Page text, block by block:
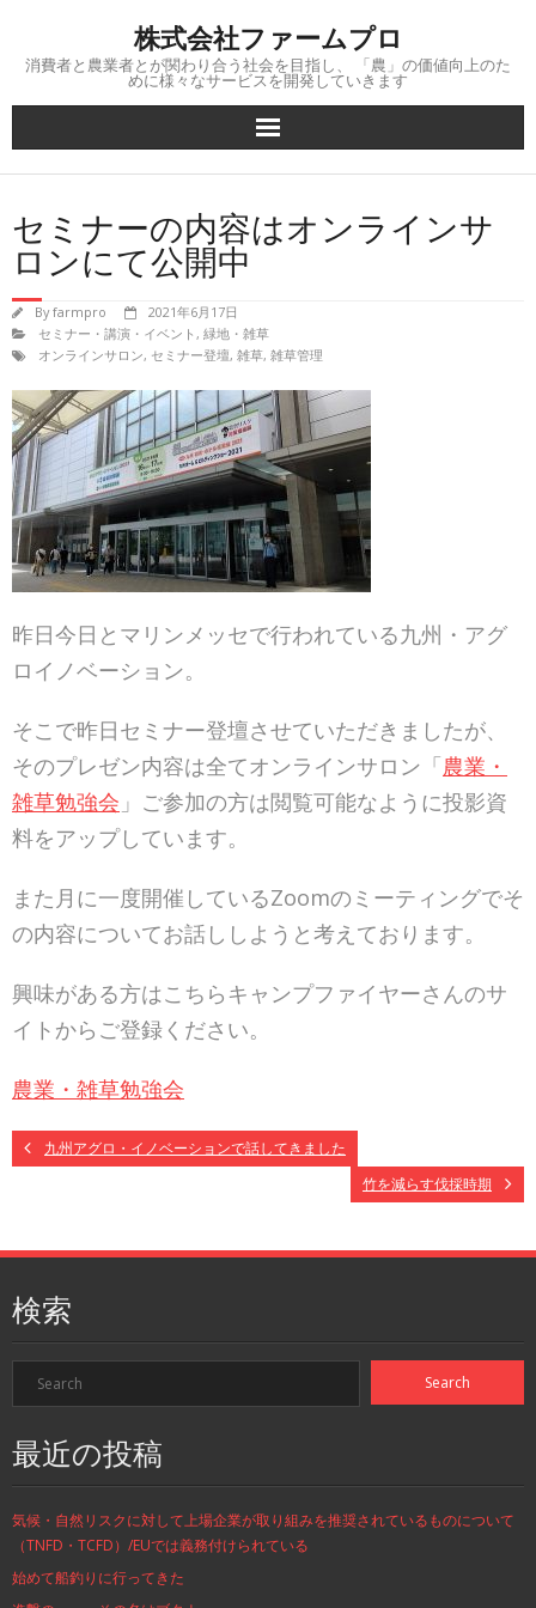
content
株式会社ファームプロ
消費者と農業者とが関わり合う社会を目指し、 「農」の価値向上のた
めに様々なサービスを開発していきます
セミナーの内容はオンラインサ
ロンにて公開中
Byfarmpro
2021年6月17日
セミナー・講演・イベント , 緑地・雑草
オンラインサロン, セミナー登壇, 雑草, 雑草管理
昨日今日とマリンメッセで行われている九州・アグ
ロイノベーション。
そこで昨日セミナー登壇させていただきましたが、
そのプレゼン内容は全てオンラインサロン「農業・
雑草勉強会 」ご参加の方は閲覧可能なように投影資
料をアップしています。
また月に一度開催しているZoomのミーティングでそ
の内容についてお話ししようと考えております。
興味がある方はこちらキャンプファイヤーさんのサ
イトからご登録ください。
農業・雑草勉強会
九州アグロ・イノベーションで話してきました
竹を減らす伐採時期
検索
最近の投稿
気候・自然リスクに対して上場企業が取り組みを推奨されているものについて
（TNFD・TCFD）/EUでは義務付けられている
始めて船釣りに行ってきた